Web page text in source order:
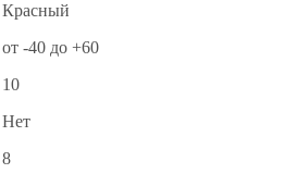
Красный
от -40 до +60
10
Нет
8